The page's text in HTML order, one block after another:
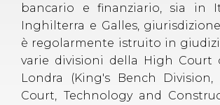
bancario e finanziario, sia in
Inghilterra e Galles,
è regolarmente istruito in
varie divisioni della High Court
Londra (King's Bench Division,
Court, Technology and